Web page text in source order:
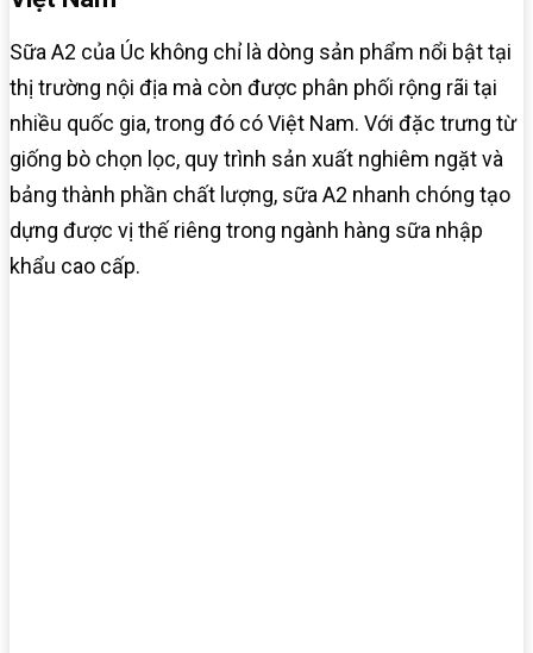
Sữa A2 của Úc không chỉ là dòng sản phẩm nổi bật tại
thị trường nội địa mà còn được phân phối rộng rãi tại
nhiều quốc gia, trong đó có Việt Nam. Với đặc trưng từ
giống bò chọn lọc, quy trình sản xuất nghiêm ngặt và
bảng thành phần chất lượng, sữa A2 nhanh chóng tạo
dựng được vị thế riêng trong ngành hàng sữa nhập
khẩu cao cấp.